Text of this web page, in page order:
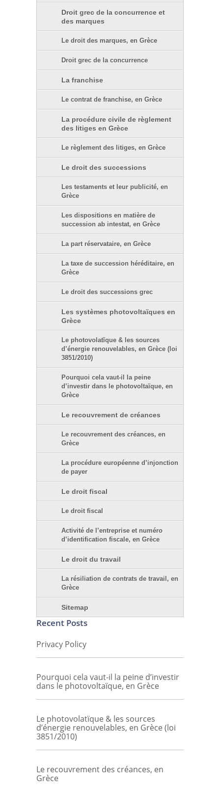
Droit grec de la concurrence et
des marques
Le droit des marques, en Grèce
Droit grec de la concurrence
La franchise
Le contrat de franchise, en Grèce
La procédure civile de règlement
des litiges en Grèce
Le règlement des litiges, en Grèce
Le droit des successions
Les testaments et leur publicité, en
Grèce
Les dispositions en matière de
succession ab intestat, en Grèce
La part réservataire, en Grèce
La taxe de succession héréditaire, en
Grèce
Le droit des successions grec
Les systèmes photovoltaïques en
Grèce
Le photovolatïque & les sources
d’énergie renouvelables, en Grèce (loi
3851/2010)
Pourquoi cela vaut-il la peine
d’investir dans le photovoltaïque, en
Grèce
Le recouvrement de créances
Le recouvrement des créances, en
Grèce
La procédure européenne d’injonction
de payer
Le droit fiscal
Le droit fiscal
Activité de l’entreprise et numéro
d’identification fiscale, en Grèce
Le droit du travail
La résiliation de contrats de travail, en
Grèce
Sitemap
Recent Posts
Privacy Policy
Pourquoi cela vaut-il la peine d’investir
dans le photovoltaïque, en Grèce
Le photovolatïque & les sources
d’énergie renouvelables, en Grèce (loi
3851/2010)
Le recouvrement des créances, en
Grèce